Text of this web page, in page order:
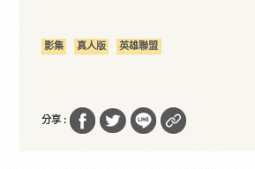
影集 真人版 英雄聯盟
分享 :